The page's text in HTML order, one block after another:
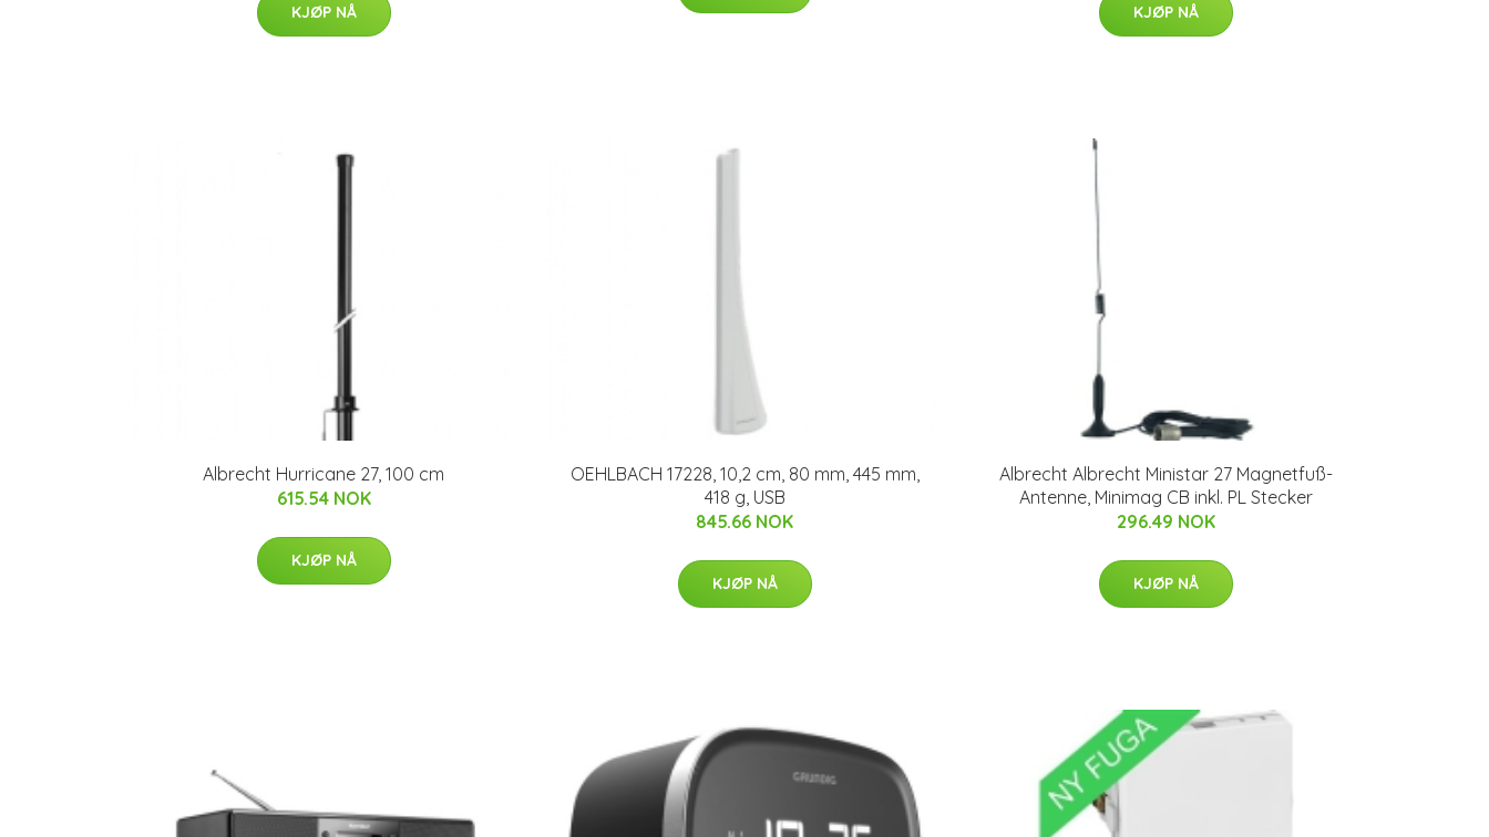
KJØP NÅ KJØP NÅ
Albrecht Hurricane 27, 100 cm
615.54 NOK
KJØP NÅ
OEHLBACH 17228, 10,2 cm, 80 mm, 445 mm,
418 g, USB
845.66 NOK
KJØP NÅ
Albrecht Albrecht Ministar 27 Magnetfuß-
Antenne, Minimag CB inkl. PL Stecker
296.49 NOK
KJØP NÅ